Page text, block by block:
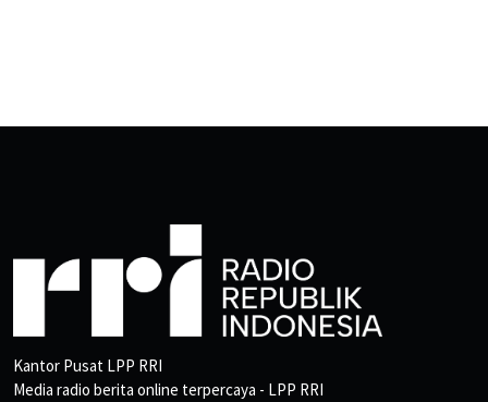
Kantor Pusat LPP RRI
Media radio berita online terpercaya - LPP RRI